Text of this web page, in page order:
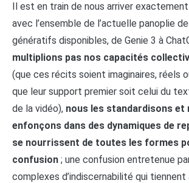
Il est en train de nous arriver
avec l’ensemble de l’actuelle panoplie
génératifs disponibles, de Genie 3 à
multiplions pas nos capacités
(que ces récits soient imaginaires, réels
que leur support premier soit celui du
de la vidéo), nous les standardisons et
enfonçons dans des dynamiques de
se nourrissent de toutes les formes
confusion ; une confusion entretenue
complexes d’indiscernabilité qui tiennent